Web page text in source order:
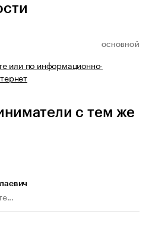
ОСНОВНОЙ
или по информационно-
с тем же